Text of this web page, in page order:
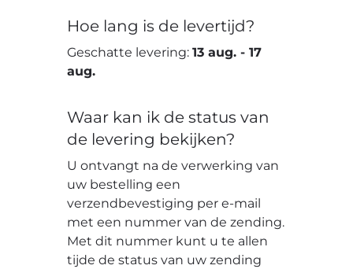
Hoe lang is de levertijd?
Geschatte levering:13 aug. -17
aug.
Waar kan ik de status van
de levering bekijken?
U ontvangt na de verwerking van
uw bestelling een
verzendbevestiging per e-mail
met een nummer van de zending.
Met dit nummer kunt u te allen
tijde de status van uw zending